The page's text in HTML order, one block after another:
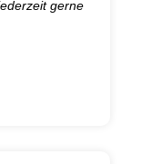
gerne